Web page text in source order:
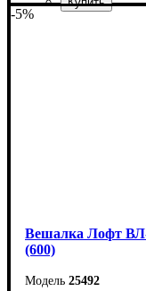
-5%
Вешалка Лофт
(600)
25492